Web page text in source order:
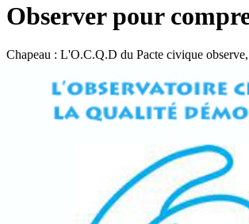
Observer pour
Chapeau : L'O.C.Q.D du Pacte civique